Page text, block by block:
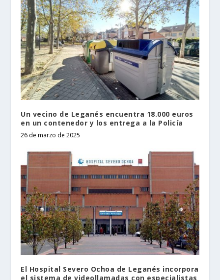
Un vecino de Leganés encuentra 18.000 euros
en un contenedor y los entrega a la Policía
26 de marzo de 2025
El Hospital Severo Ochoa de Leganés incorpora
el sistema de videollamadas con especialistas